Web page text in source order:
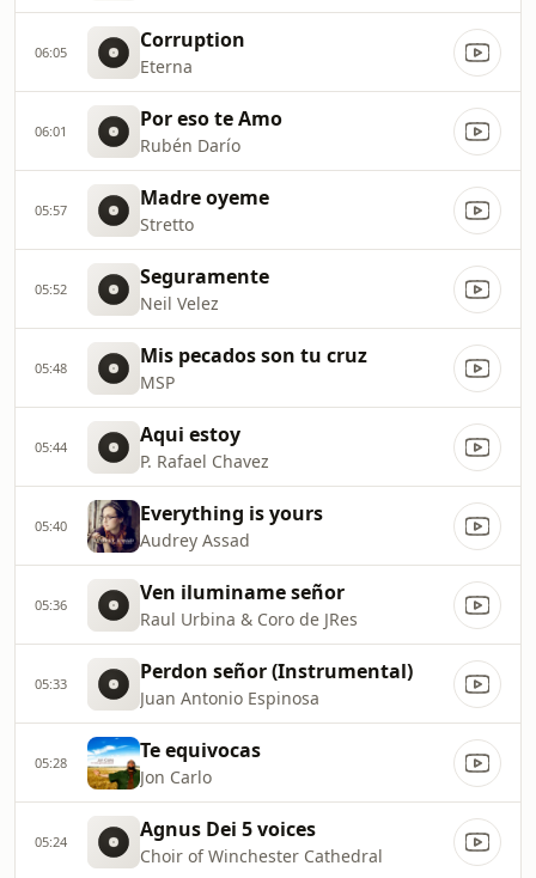
06:05 Corruption
Eterna
06:01 Por eso te Amo
Rubén Darío
05:57 Madre oyeme
Stretto
05:52 Seguramente
Neil Velez
05:48 Mis pecados son tu cruz
MSP
05:44 Aqui estoy
P. Rafael Chavez
05:40 Everything is yours
Audrey Assad
05:36 Ven iluminame señor
Raul Urbina & Coro de JRes
05:33 Perdon señor (Instrumental)
Juan Antonio Espinosa
05:28 Te equivocas
Jon Carlo
05:24 Agnus Dei 5 voices
Choir of Winchester Cathedral